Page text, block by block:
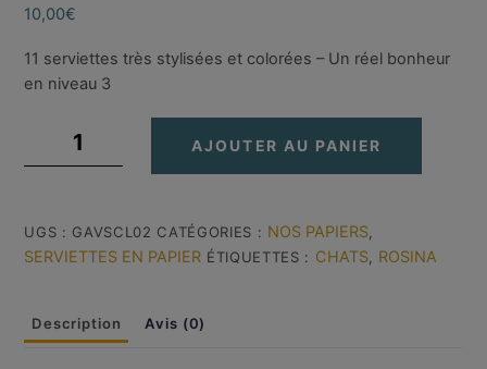
10,00€
11 serviettes très stylisées et colorées – Un réel bonheur
en niveau 3
AJOUTER AU PANIER
UGS : GAVSCL02 CATÉGORIES : NOS PAPIERS,
SERVIETTES EN PAPIER ÉTIQUETTES : CHATS, ROSINA
Description Avis (0)